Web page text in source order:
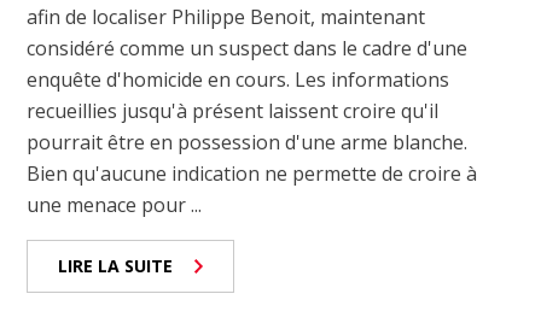
afin de localiser Philippe Benoit, maintenant
considéré comme un suspect dans le cadre d'une
enquête d'homicide en cours. Les informations
recueillies jusqu'à présent laissent croire qu'il
pourrait être en possession d'une arme blanche.
Bien qu'aucune indication ne permette de croire à
une menace pour ...
LIRE LA SUITE